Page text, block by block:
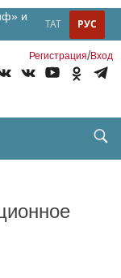
и
РУС
ТАТ
Регистрация/Вход